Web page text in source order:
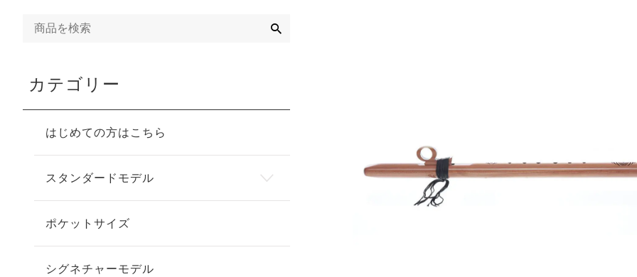
カテゴリー
はじめての方はこちら
スタンダードモデル
ポケットサイズ
シグネチャーモデル